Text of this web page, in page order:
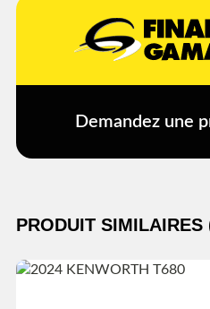
Demandez une
PRODUIT SIMILAIRES